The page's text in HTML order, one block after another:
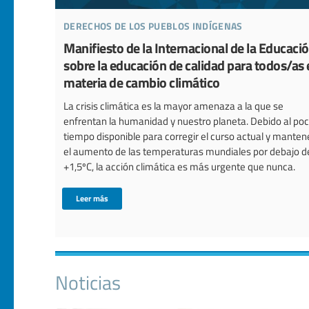
derechos de los pueblos indígenas
Manifiesto de la Internacional de la
sobre la educación de calidad para todos/as
materia de cambio climático
La crisis climática es la mayor amenaza a la que se
enfrentan la humanidad y nuestro planeta. Debido al
tiempo disponible para corregir el curso actual y
el aumento de las temperaturas mundiales por debajo
+1,5ºC, la acción climática es más urgente que nunca.
Leer más
Noticias